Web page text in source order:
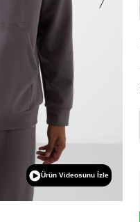
Ürün Videosunu İzle